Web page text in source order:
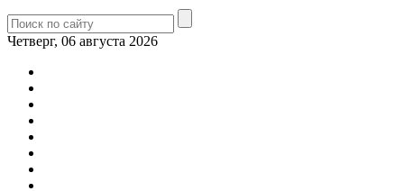
Четверг, 06 августа 2026